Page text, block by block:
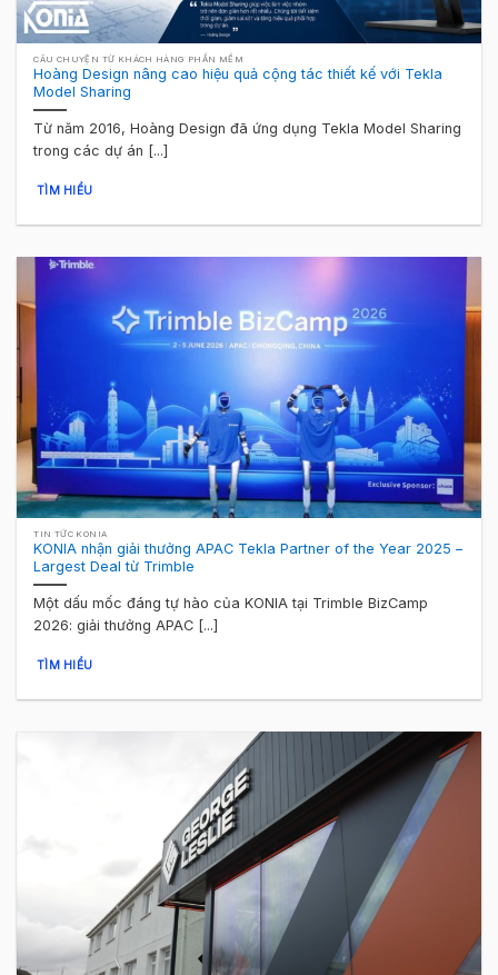
CÂU CHUYỆN TỪ KHÁCH HÀNG PHẦN MỀM
Hoàng Design nâng cao hiệu quả cộng tác thiết kế với Tekla
Model Sharing
Từ năm 2016, Hoàng Design đã ứng dụng Tekla Model Sharing
trong các dự án [...]
TÌM HIỂU
TIN TỨC KONIA
KONIA nhận giải thưởng APAC Tekla Partner of the Year 2025 –
Largest Deal từ Trimble
Một dấu mốc đáng tự hào của KONIA tại Trimble BizCamp
2026: giải thưởng APAC [...]
TÌM HIỂU